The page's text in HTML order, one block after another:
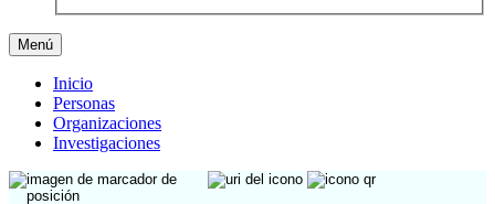
Menú
Inicio
Personas
Organizaciones
Investigaciones